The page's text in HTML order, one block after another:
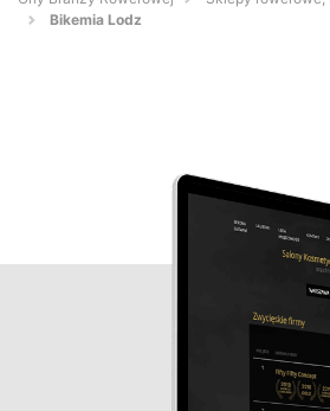
Bikemia Lodz